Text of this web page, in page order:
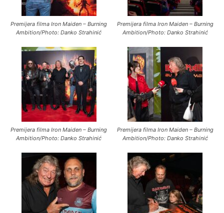
Premijera filma Iron Maiden – Burning
Ambition/Photo: Danko Strahinić
Premijera filma Iron Maiden – Burning
Ambition/Photo: Danko Strahinić
Premijera filma Iron Maiden – Burning
Ambition/Photo: Danko Strahinić
Premijera filma Iron Maiden – Burning
Ambition/Photo: Danko Strahinić